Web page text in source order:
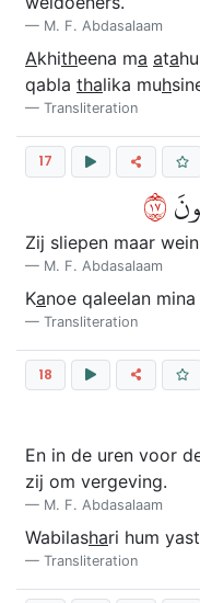
M. F. Abdasalaam
Akhitheena ma ata
qabla thalika muh
Transliteration
17
٧١
Zij sliepen maar
M. F. Abdasalaam
Kanoe qaleelan
Transliteration
18
En in de uren voor
zij om vergeving.
M. F. Abdasalaam
Wabilashari hum
Transliteration